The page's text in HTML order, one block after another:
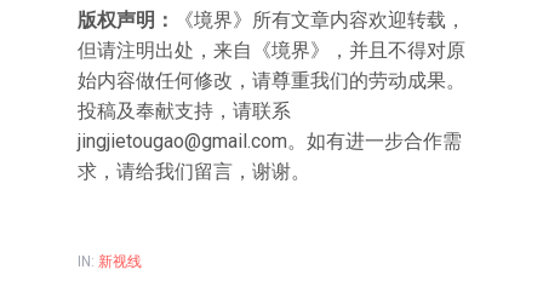
版权声明：
《境界》所有文章内容欢迎转载，
但请注明出处，来自《境界》，并且不得对原
始内容做任何修改，请尊重我们的劳动成果。
投稿及奉献支持，请联系
jingjietougao@gmail.com。如有进一步合作需
求，请给我们留言，谢谢。
IN: 新视线